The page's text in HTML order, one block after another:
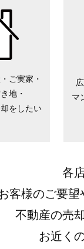
ご実家・
地・
をしたい
マ
各
客様のご要望
不動産の売
お近く